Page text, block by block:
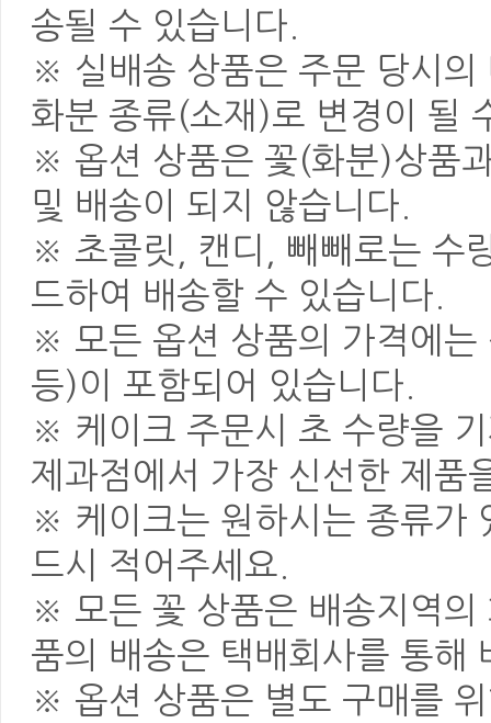
송될 수 있습니다.
※ 실배송 상품은 주문 당시의
화분 종류(소재)로 변경이 될
※ 옵션 상품은 꽃(화분)상품
및 배송이 되지 않습니다.
※ 초콜릿, 캔디, 빼빼로는 수
드하여 배송할 수 있습니다.
※ 모든 옵션 상품의 가격에는
등)이 포함되어 있습니다.
※ 케이크 주문시 초 수량을
제과점에서 가장 신선한 제품
※ 케이크는 원하시는 종류가
드시 적어주세요.
※ 모든 꽃 상품은 배송지역의
품의 배송은 택배회사를 통해
※ 옵션 상품은 별도 구매를